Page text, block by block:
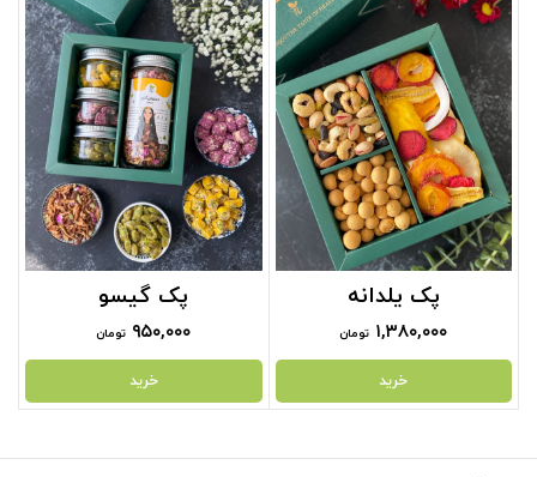
پک یلدانه
۱,۳۸۰,۰۰۰ تومان
خرید
پک گیسو
۹۵۰,۰۰۰ تومان
خرید